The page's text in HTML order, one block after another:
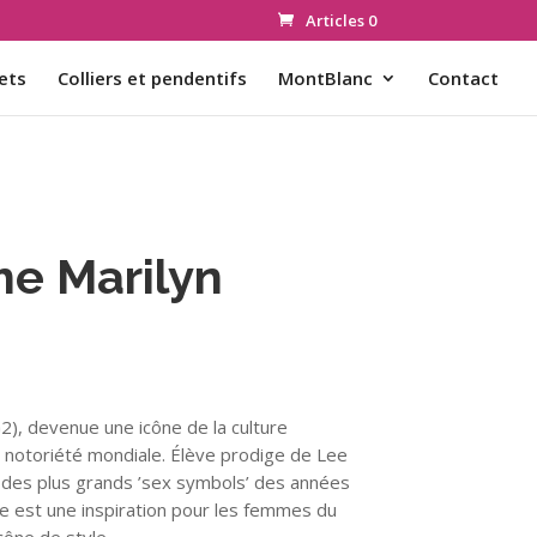
Articles 0
Colliers et pendentifs MontBlanc Contact
Marilyn
devenue une icône de la culture
notoriété mondiale. Élève prodige de Lee
plus grands ’sex symbols’ des années
est une inspiration pour les femmes du